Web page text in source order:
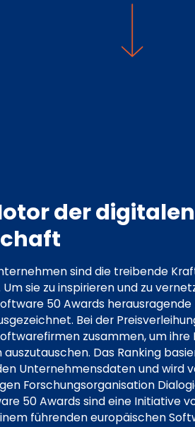
der digitalen
sind die treibende
sie zu inspirieren und zu
50 Awards
Bei der
zusammen, um ihre
auszutauschen. Das Ranking
Unternehmensdaten und wird
Forschungsorganisation
50 Awards sind eine Initiative
führenden europäischen